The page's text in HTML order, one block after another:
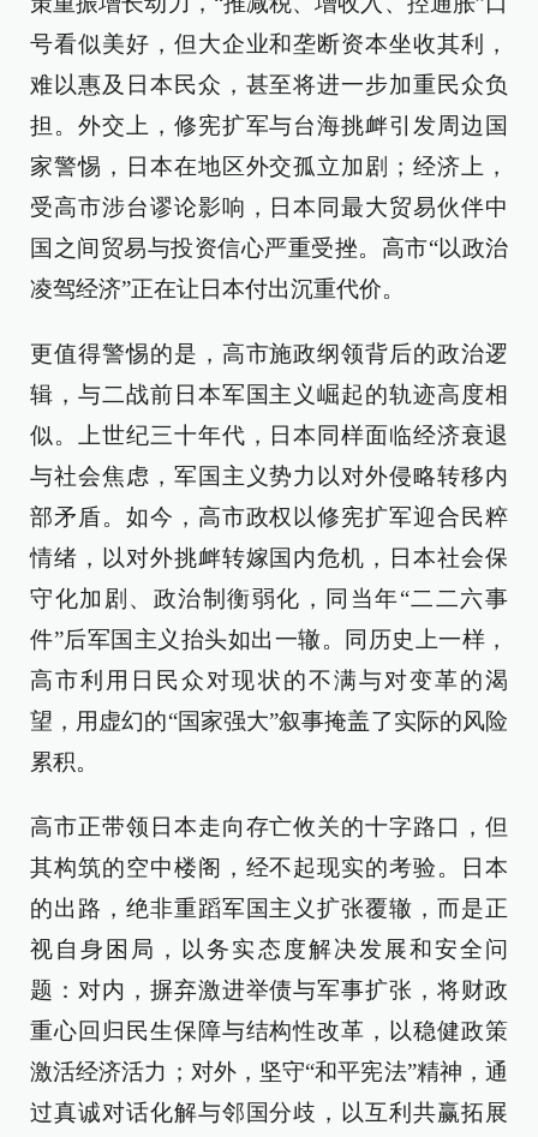
号看似美好，但大企业和垄断资本坐收其利，
难以惠及日本民众，甚至将进一步加重民众负
担。外交上，修宪扩军与台海挑衅引发周边国
家警惕，日本在地区外交孤立加剧；经济上，
受高市涉台谬论影响，日本同最大贸易伙伴中
国之间贸易与投资信心严重受挫。高市“以政治
凌驾经济”正在让日本付出沉重代价。
更值得警惕的是，高市施政纲领背后的政治逻
辑，与二战前日本军国主义崛起的轨迹高度相
似。上世纪三十年代，日本同样面临经济衰退
与社会焦虑，军国主义势力以对外侵略转移内
部矛盾。如今，高市政权以修宪扩军迎合民粹
情绪，以对外挑衅转嫁国内危机，日本社会保
守化加剧、政治制衡弱化，同当年“二二六事
件”后军国主义抬头如出一辙。同历史上一样，
高市利用日民众对现状的不满与对变革的渴
望，用虚幻的“国家强大”叙事掩盖了实际的风险
累积。
高市正带领日本走向存亡攸关的十字路口，但
其构筑的空中楼阁，经不起现实的考验。日本
的出路，绝非重蹈军国主义扩张覆辙，而是正
视自身困局，以务实态度解决发展和安全问
题：对内，摒弃激进举债与军事扩张，将财政
重心回归民生保障与结构性改革，以稳健政策
激活经济活力；对外，坚守“和平宪法”精神，通
过真诚对话化解与邻国分歧，以互利共赢拓展